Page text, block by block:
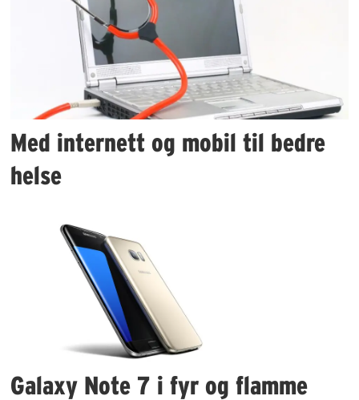
Med internett og mobil til bedre
helse
Galaxy Note 7 i fyr og flamme